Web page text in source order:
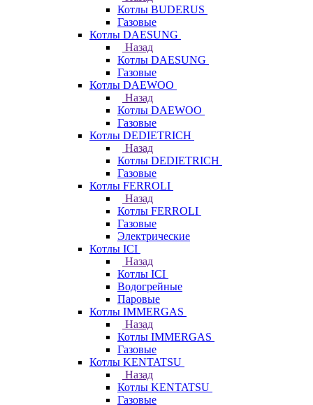
Котлы BUDERUS
Газовые
Котлы DAESUNG
Назад
Котлы DAESUNG
Газовые
Котлы DAEWOO
Назад
Котлы DAEWOO
Газовые
Котлы DEDIETRICH
Назад
Котлы DEDIETRICH
Газовые
Котлы FERROLI
Назад
Котлы FERROLI
Газовые
Электрические
Котлы ICI
Назад
Котлы ICI
Водогрейные
Паровые
Котлы IMMERGAS
Назад
Котлы IMMERGAS
Газовые
Котлы KENTATSU
Назад
Котлы KENTATSU
Газовые